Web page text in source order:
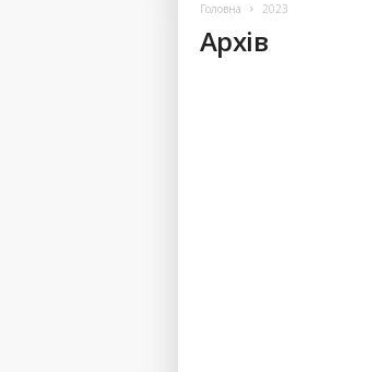
Головна 2023
Архів